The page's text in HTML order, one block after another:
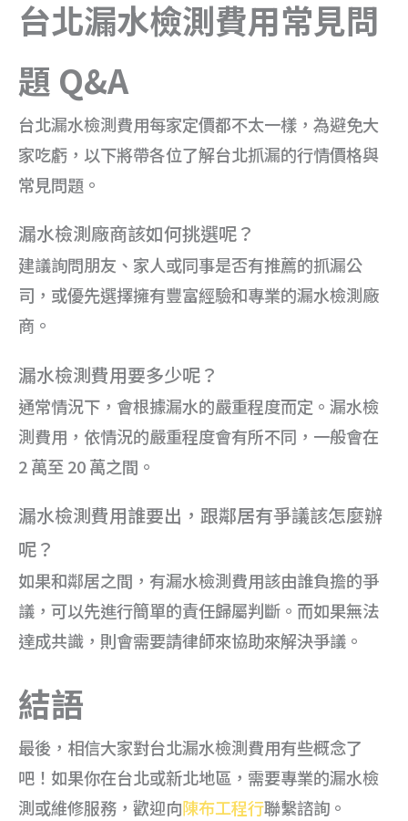
台北漏水檢測費用常見問
題 Q&A
台北漏水檢測費用每家定價都不太一樣，為避免大
家吃虧，以下將帶各位了解台北抓漏的行情價格與
常見問題。
漏水檢測廠商該如何挑選呢？
建議詢問朋友、家人或同事是否有推薦的抓漏公
司，或優先選擇擁有豐富經驗和專業的漏水檢測廠
商。
漏水檢測費用要多少呢？
通常情況下，會根據漏水的嚴重程度而定。漏水檢
測費用，依情況的嚴重程度會有所不同，一般會在
2 萬至 20 萬之間。
漏水檢測費用誰要出，跟鄰居有爭議該怎麼辦
呢？
如果和鄰居之間，有漏水檢測費用該由誰負擔的爭
議，可以先進行簡單的責任歸屬判斷。而如果無法
達成共識，則會需要請律師來協助來解決爭議。
結語
最後，相信大家對台北漏水檢測費用有些概念了
吧！如果你在台北或新北地區，需要專業的漏水檢
測或維修服務，歡迎向陳布工程行聯繫諮詢。